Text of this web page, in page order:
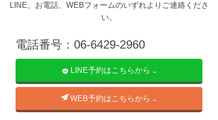
LINE、お電話、WEBフォームのいずれよりご連絡くださ
い。
電話番号：06-6429-2960
LINE予約はこちらから
WEB予約はこちらから